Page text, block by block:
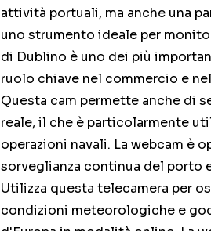
attività portuali, ma anche una
uno strumento ideale per
di Dublino è uno dei più
ruolo chiave nel commercio e
Questa cam permette anche di
reale, il che è particolarmente
operazioni navali. La webcam è
sorveglianza continua del porto
Utilizza questa telecamera per
condizioni meteorologiche e